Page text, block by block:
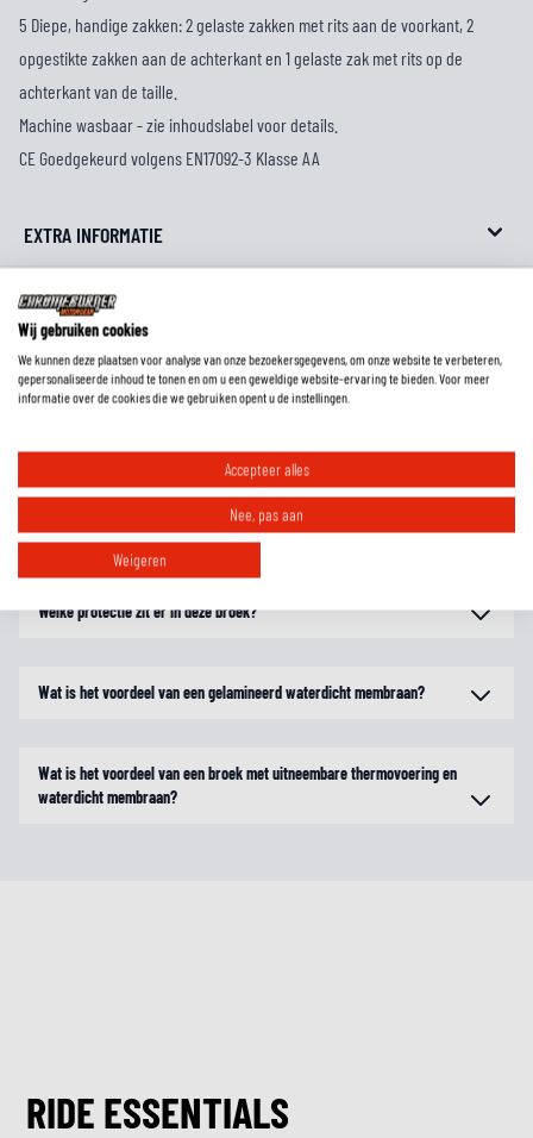
5 Diepe, handige zakken: 2 gelaste zakken met rits aan de voorkant, 2
opgestikte zakken aan de achterkant en 1 gelaste zak met rits op de
achterkant van de taille.
Machine wasbaar - zie inhoudslabel voor details.
CE Goedgekeurd volgens EN17092-3 Klasse AA
EXTRA INFORMATIE
MAATTABEL
REVIEWS
Hoe weet ik wat de lengtemaat van een broek is?
Welke protectie zit er in deze broek?
Wat is het voordeel van een gelamineerd waterdicht membraan?
Wat is het voordeel van een broek met uitneembare thermovoering en
waterdicht membraan?
RIDE ESSENTIALS
Wij gebruiken cookies
We kunnen deze plaatsen voor analyse van onze bezoekersgegevens, om onze website te verbeteren,
gepersonaliseerde inhoud te tonen en om u een geweldige website-ervaring te bieden. Voor meer
informatie over de cookies die we gebruiken opent u de instellingen.
Accepteer alles
Nee, pas aan
Weigeren